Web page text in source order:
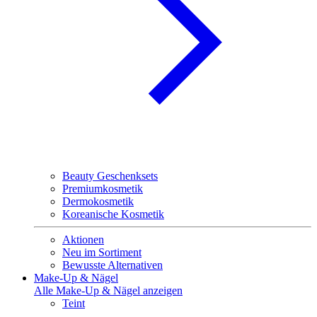
Beauty Geschenksets
Premiumkosmetik
Dermokosmetik
Koreanische Kosmetik
Aktionen
Neu im Sortiment
Bewusste Alternativen
Make-Up & Nägel
Alle Make-Up & Nägel anzeigen
Teint